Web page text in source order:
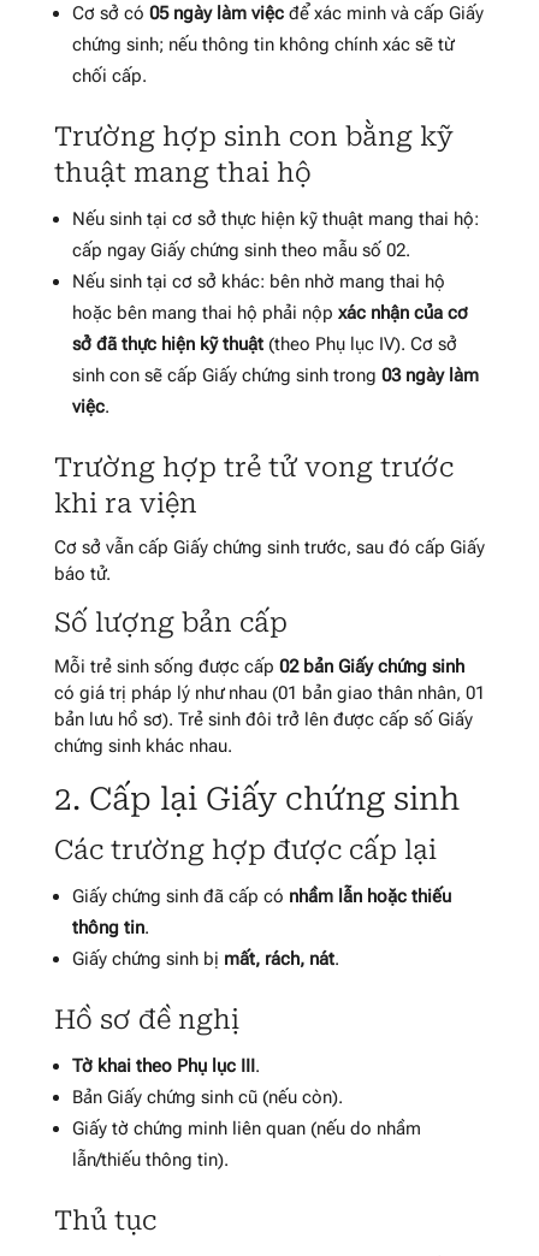
Cơ sở có 05 ngày làm việcđể xác minh và cấp Giấy
chứng sinh; nếu thông tin không chính xác sẽ từ
chối cấp.
Trường hợp sinh con bằng kỹ
thuật mang thai hộ
Nếu sinh tại cơ sở thực hiện kỹ thuật mang thai hộ:
cấp ngay Giấy chứng sinh theo mẫu số 02.
Nếu sinh tại cơ sở khác: bên nhờ mang thai hộ
hoặc bên mang thai hộ phải nộp xác nhận của cơ
sở đã thực hiện kỹ thuật(theo Phụ lục IV). Cơ sở
sinh con sẽ cấp Giấy chứng sinh trong 03 ngày làm
việc.
Trường hợp trẻ tử vong trước
khi ra viện
Cơ sở vẫn cấp Giấy chứng sinh trước, sau đó cấp Giấy
báo tử.
Số lượng bản cấp
Mỗi trẻ sinh sống được cấp 02 bản Giấy chứng sinh
có giá trị pháp lý như nhau (01 bản giao thân nhân, 01
bản lưu hồ sơ). Trẻ sinh đôi trở lên được cấp số Giấy
chứng sinh khác nhau.
2. Cấp lại Giấy chứng sinh
Các trường hợp được cấp lại
Giấy chứng sinh đã cấp có nhầm lẫn hoặc thiếu
thông tin.
Giấy chứng sinh bị mất, rách, nát.
Hồ sơ đề nghị
Tờ khai theo Phụ lục III.
Bản Giấy chứng sinh cũ (nếu còn).
Giấy tờ chứng minh liên quan (nếu do nhầm
lẫn/thiếu thông tin).
Thủ tục